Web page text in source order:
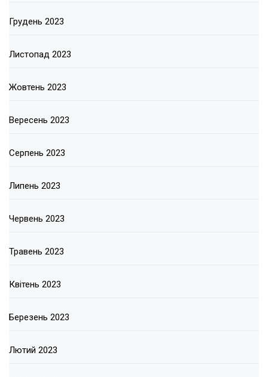
Грудень 2023
Листопад 2023
Жовтень 2023
Вересень 2023
Серпень 2023
Липень 2023
Червень 2023
Травень 2023
Квітень 2023
Березень 2023
Лютий 2023